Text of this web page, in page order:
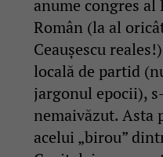
anume congres
Român (la al
Ceaușescu
locală de partid
jargonul epocii),
nemaivăzut. Asta
acelui „birou”